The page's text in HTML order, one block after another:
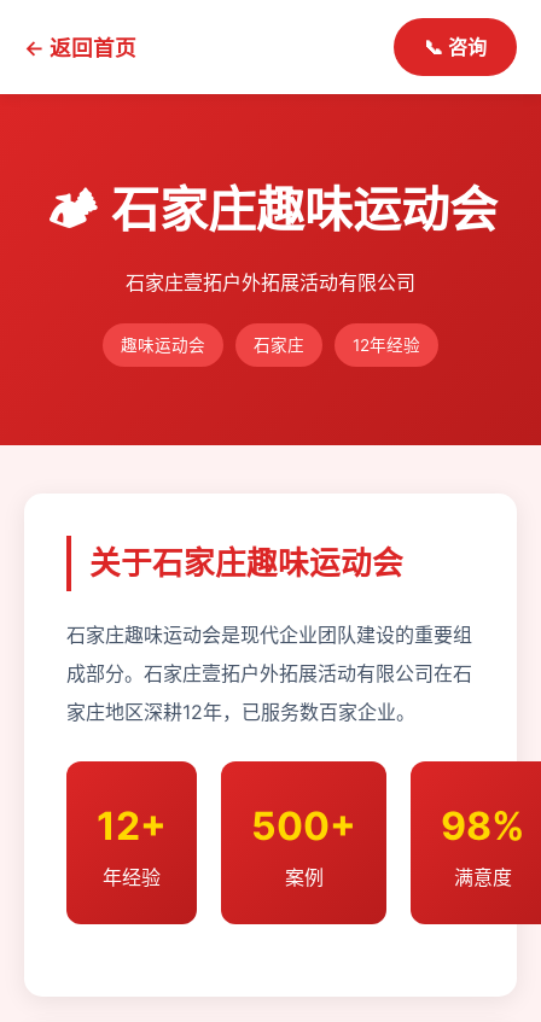
← 返回首页 📞 咨询
🏕️ 石家庄趣味运动会
石家庄壹拓户外拓展活动有限公司
趣味运动会 石家庄 12年经验
关于石家庄趣味运动会
石家庄趣味运动会是现代企业团队建设的重要组
成部分。石家庄壹拓户外拓展活动有限公司在石
家庄地区深耕12年，已服务数百家企业。
12+
年经验
500+
案例
98%
满意度